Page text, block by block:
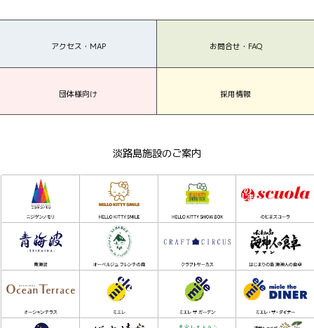
アクセス・MAP お問合せ・FAQ
団体様向け 採用情報
淡路島施設のご案内